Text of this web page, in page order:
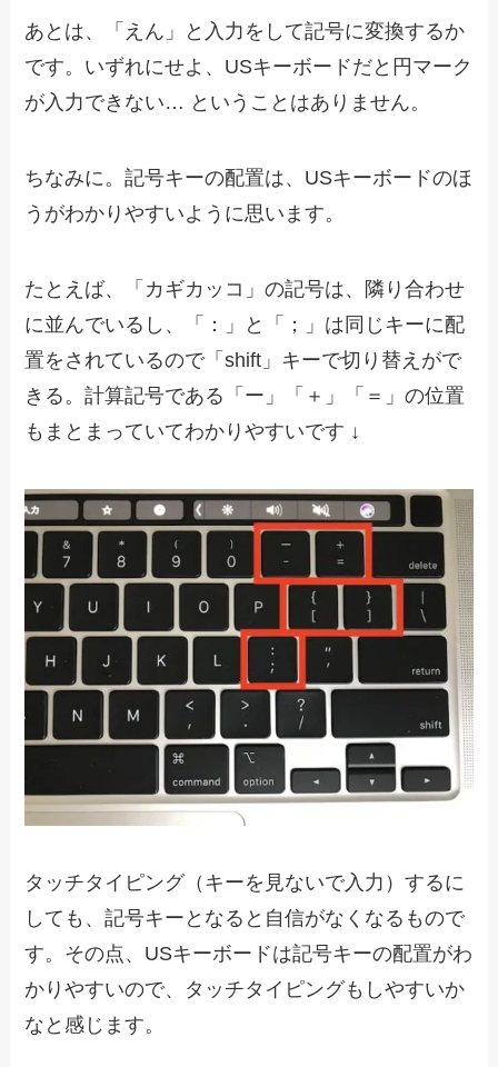
あとは、「えん」と入力をして記号に変換するか
です。いずれにせよ、USキーボードだと円マーク
が入力できない… ということはありません。
ちなみに。記号キーの配置は、USキーボードのほ
うがわかりやすいように思います。
たとえば、「カギカッコ」の記号は、隣り合わせ
に並んでいるし、「：」と「；」は同じキーに配
置をされているので「shift」キーで切り替えがで
きる。計算記号である「ー」「＋」「＝」の位置
もまとまっていてわかりやすいです ↓
タッチタイピング（キーを見ないで入力）するに
しても、記号キーとなると自信がなくなるもので
す。その点、USキーボードは記号キーの配置がわ
かりやすいので、タッチタイピングもしやすいか
なと感じます。